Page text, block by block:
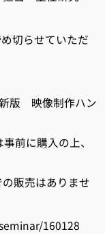
らせていただ
像制作ハン
購入の上、
はありませ
160128